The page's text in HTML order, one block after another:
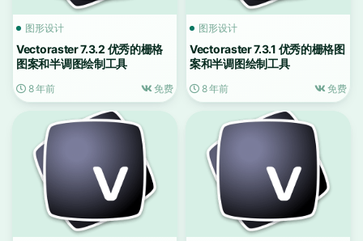
图形设计
Vectoraster 7.3.2 优秀的栅格
图案和半调图绘制工具
8 年前 免费
图形设计
Vectoraster 7.3.1 优秀的栅格图
案和半调图绘制工具
8 年前 免费